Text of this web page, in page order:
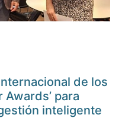
de los
Awards’ para
inteligente